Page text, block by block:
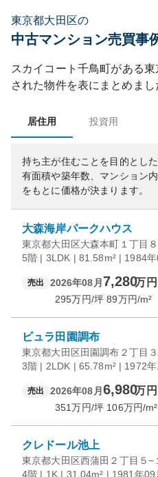
東京都大田区の
中古マンション売買事
スカイコート千鳥町がある東
された物件を表にまとめまし
居住用 投資用
持ち主が住むことを目的とし
有面積や築年数、マンション
をもとに価格が決まります。
大森海岸パークハウス
東京都大田区大森本町１丁目
5階 | 3LDK | 81.58m² | 1984年
売出 2026年08月 7,280万円
295万円/坪 89万円/m²
ビュラ田園調布
東京都大田区田園調布２丁目
3階 | 2LDK | 65.78m² | 1972年
売出 2026年08月 6,980万円
351万円/坪 106万円/m²
クレドール池上
東京都大田区西蒲田２丁目５−
4階 | 1K | 31.04m² | 1981年09